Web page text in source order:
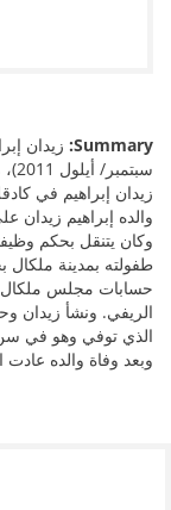
Summary:
والده إبراهيم
وكان يتنقل بحكم
طفولته بمدينة ملكال
حسابات مجلس ملكال
الريفي. ونشأ زيدان
وبعد وفاة والده